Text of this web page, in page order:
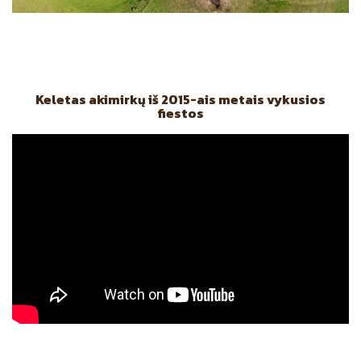
Keletas akimirkų iš 2015-ais metais vykusios
fiestos